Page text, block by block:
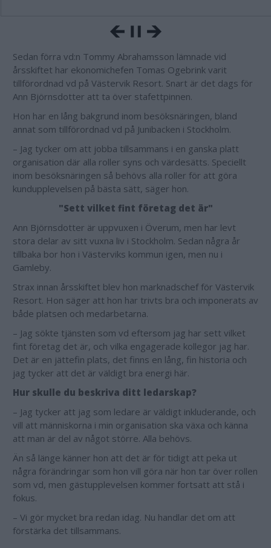
Sedan förra vd:n Tommy Abrahamsson lämnade vid
årsskiftet har ekonomichefen Tomas Ogebrink varit
tillförordnad vd på Västervik Resort. Snart är det dags för
Ann Björnsdotter att ta över stafettpinnen.
Hon har en lång bakgrund inom besöksnäringen, bland
annat som tillförordnad vd på Junibacken i Stockholm.
– Jag tycker om att jobba tillsammans i en ganska platt
organisation där alla roller syns och värdesätts. Speciellt
inom besöksnäringen så behövs alla roller för att göra
kundupplevelsen på bästa sätt, säger hon.
"Sett vilket fint företag det är"
Ann Björnsdotter är uppvuxen i Överum, men har levt
stora delar av sitt vuxna liv i Stockholm. Sedan några år
tillbaka bor hon i Västerviks kommun igen, men nu i
Gamleby.
Strax innan årsskiftet blev hon marknadschef för Västervik
Resort. Hon säger att hon har trivts bra och imponerats av
både platsen och medarbetarna.
– Jag sökte tjänsten som vd eftersom jag har sett vilket
fint företag det är, och vilka engagerade kollegor jag har.
Det är en jättefin plats, det finns en lång, fin historia och
jag tycker att det är väldigt bra energi här.
Hur skulle du beskriva ditt ledarskap?
– Jag tycker att jag som ledare är väldigt inkluderande, och
vill att människorna i min organisation ska växa och känna
att man är del av något större. Alla behövs.
Än så länge känner hon att det är för tidigt att peka ut
några förändringar som hon vill göra när hon tar över rollen
som vd, men gästupplevelsen kommer fortsatt att stå i
fokus.
– Vi gör mycket bra redan idag. Nu handlar det om att
förstärka det tillsammans.